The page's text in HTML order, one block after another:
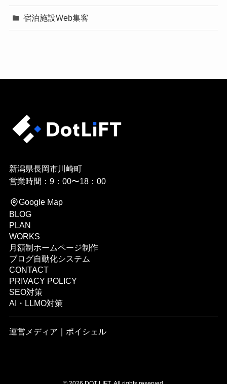
宿泊施設Web集客
新潟県長岡市川崎町
営業時間：9：00〜18：00
Google Map
BLOG
PLAN
WORKS
月額制ホームページ制作
ブログ自動化システム
CONTACT
PRIVACY POLICY
SEO対策
AI・LLMO対策
運営メディア｜ ポイシェル